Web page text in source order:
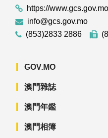
https://www.gcs.gov.mo
info@gcs.gov.mo
(853)2833 2886
GOV.MO
澳門雜誌
澳門年鑑
澳門相簿